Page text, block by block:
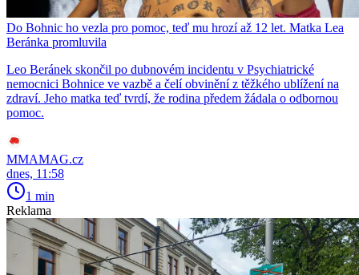
Do Bohnic ho vezla pro pomoc, teď mu hrozí až 12 let. Matka Lea
Beránka promluvila
Leo Beránek skončil po dubnovém incidentu v Psychiatrické
nemocnici Bohnice ve vazbě a čelí obvinění z těžkého ublížení na
zdraví. Jeho matka teď tvrdí, že rodina předem žádala o odbornou
pomoc.
MMAMAG.cz
dnes, 11:58
1 min
Reklama